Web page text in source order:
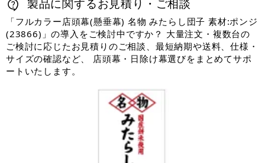
製品に関するお見積り・ご相談
「フルカラー店頭幕(懸垂幕) 名物 みたらし団子 素材:ポンジ
(23866)」の導入をご検討中ですか？ 大量注文・複数台の
ご検討に応じたお見積りのご相談、最短納期や送料、仕様・
サイズの確認など、 店頭幕・日除け幕選びをまとめてサポ
ートいたします。